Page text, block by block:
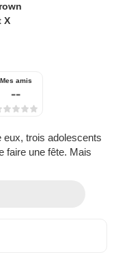
X
Mes amis
--
eux, trois adolescents
faire une fête. Mais